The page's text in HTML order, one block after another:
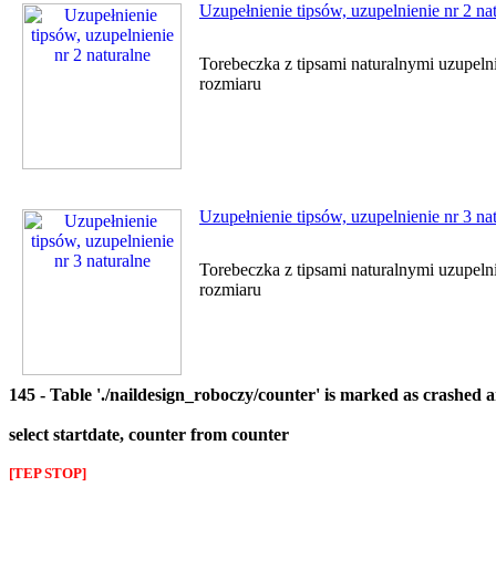
Uzupełnienie tipsów, uzupelnienie nr 2
Torebeczka z tipsami naturalnymi
rozmiaru
Uzupełnienie tipsów, uzupelnienie nr 3
Torebeczka z tipsami naturalnymi
rozmiaru
145 - Table './naildesign_roboczy/counter' is marked as crashed
select startdate, counter from counter
[TEP STOP]